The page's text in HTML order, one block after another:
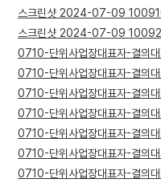
스크린샷 2024-07-09
스크린샷 2024-07-09
0710-단위사업장대표자-결의
0710-단위사업장대표자-결의
0710-단위사업장대표자-결의
0710-단위사업장대표자-결의
0710-단위사업장대표자-결
0710-단위사업장대표자-결
0710-단위사업장대표자-결의
부설기관
업무